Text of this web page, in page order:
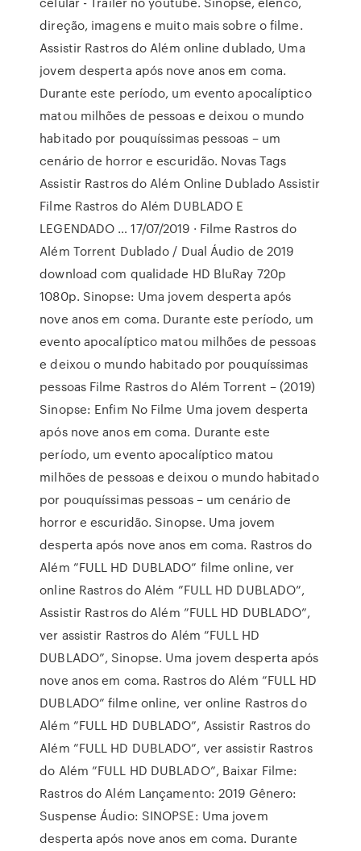
direção, imagens e muito mais sobre o filme.
Assistir Rastros do Além online dublado, Uma
jovem desperta após nove anos em coma.
Durante este período, um evento apocalíptico
matou milhões de pessoas e deixou o mundo
habitado por pouquíssimas pessoas – um
cenário de horror e escuridão. Novas Tags
Assistir Rastros do Além Online Dublado Assistir
Filme Rastros do Além DUBLADO E
LEGENDADO … 17/07/2019 · Filme Rastros do
Além Torrent Dublado / Dual Áudio de 2019
download com qualidade HD BluRay 720p
1080p. Sinopse: Uma jovem desperta após
nove anos em coma. Durante este período, um
evento apocalíptico matou milhões de pessoas
e deixou o mundo habitado por pouquíssimas
pessoas Filme Rastros do Além Torrent – (2019)
Sinopse: Enfim No Filme Uma jovem desperta
após nove anos em coma. Durante este
período, um evento apocalíptico matou
milhões de pessoas e deixou o mundo habitado
por pouquíssimas pessoas – um cenário de
horror e escuridão. Sinopse. Uma jovem
desperta após nove anos em coma. Rastros do
Além ”FULL HD DUBLADO” filme online, ver
online Rastros do Além ”FULL HD DUBLADO”,
Assistir Rastros do Além ”FULL HD DUBLADO”,
ver assistir Rastros do Além ”FULL HD
DUBLADO”, Sinopse. Uma jovem desperta após
nove anos em coma. Rastros do Além ”FULL HD
DUBLADO” filme online, ver online Rastros do
Além ”FULL HD DUBLADO”, Assistir Rastros do
Além ”FULL HD DUBLADO”, ver assistir Rastros
do Além ”FULL HD DUBLADO”, Baixar Filme:
Rastros do Além Lançamento: 2019 Gênero:
Suspense Áudio: SINOPSE: Uma jovem
desperta após nove anos em coma. Durante